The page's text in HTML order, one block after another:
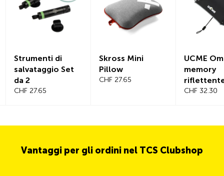
Strumenti di
salvataggio Set
da 2
CHF 27.65
Skross Mini
Pillow
CHF 27.65
UCME
memory
CHF 32.30
Vantaggi per gli ordini nel TCS Clubshop